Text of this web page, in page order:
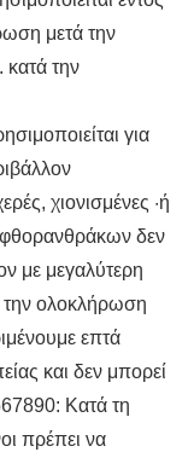
μετά την
την
για
χιονισμένες ·ή
δεν
με μεγαλύτερη
ολοκλήρωση
επτά
και δεν μπορεί
Κατά τη
πρέπει να